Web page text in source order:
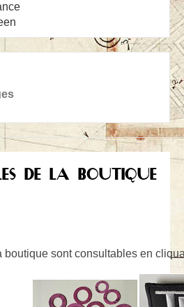
DE LA BOUTIQUE
boutique sont consultables en